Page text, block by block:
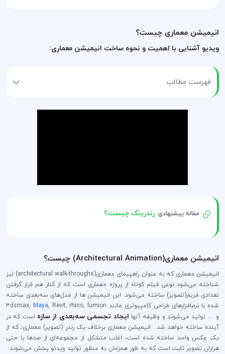
انیمیشن معماری چیست؟
ویدیو آشنایی با اهمیت و نحوه ساخت انیمیشن معماری:
فهرست مطالب
مقاله پیشنهادی:رندرینگ چیست؟
انیمیشن معماری(Architectural Animation) چیست؟
انیمیشن معماری که به عنوان راهپیمای معماری(architectural walk-throughs) نیز
شناخته می‌شود نوعی فیلم کوتاه از پروژه معماری است که از کنار هم قرار گرفتن
تعدادی فریم(تصویر) ساخته می‌شود. این انیمیشن ها از مدل‌های سه‌بعدی ساخته
شده با نرم‌افزارهای طراحی کامپیوتری مانند 3dsmax,
Maya, Revit, rhino, lumion
و .... تولید می‌شوند و وظیفه آنها ایجاد تجسمی سه‌بعدی از سازه است که در
آینده ساخته خواهد شد. انیمیشن معماری برخلاف یک رندر (تصویر) معماری، که از
یک عکس واحد ساخته شده است، اغلب متشکل از مجموعه‌ای از صدها یا حتی
هزاران تصویر ثابت است که به طور همزمان به منظور تولید ویدئو پخش می‌شوند.